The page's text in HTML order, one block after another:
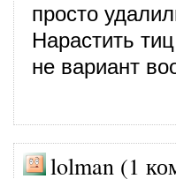
просто
Нарастить
не вариант
lolman (1